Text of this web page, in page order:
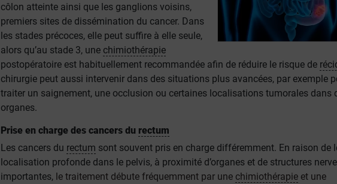
côlon atteinte ainsi que les ganglions voisins,
premiers sites de dissémination du cancer. Dans
les stades précoces, elle peut suffire à elle seule,
alors qu’au stade 3, une chimiothérapie
postopératoire est habituellement recommandée afin de réduire le risque de
chirurgie peut aussi intervenir dans des situations plus avancées, par exemple
traiter un saignement, une occlusion ou certaines localisations tumorales dans
organes.
Prise en charge des cancers du rectum
Les cancers du rectum sont souvent pris en charge différemment. En raison de
localisation profonde dans le pelvis, à proximité d’organes et de structures
importantes, le traitement débute fréquemment par une chimiothérapieet une